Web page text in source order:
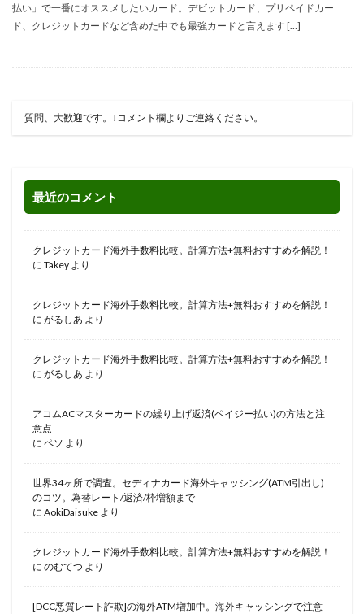
払い」で一番にオススメしたいカード。デビットカード、プリペイドカー
ド、クレジットカードなど含めた中でも最強カードと言えます […]
質問、大歓迎です。↓コメント欄よりご連絡ください。
最近のコメント
クレジットカード海外手数料比較。計算方法+無料おすすめを解説！
に Takey より
クレジットカード海外手数料比較。計算方法+無料おすすめを解説！
に がるしあ より
クレジットカード海外手数料比較。計算方法+無料おすすめを解説！
に がるしあ より
アコムACマスターカードの繰り上げ返済(ペイジー払い)の方法と注
意点
に ペソ より
世界34ヶ所で調査。セディナカード海外キャッシング(ATM引出し)
のコツ。為替レート/返済/枠増額まで
に AokiDaisuke より
クレジットカード海外手数料比較。計算方法+無料おすすめを解説！
に のむてつ より
[DCC悪質レート詐欺]の海外ATM増加中。海外キャッシングで注意